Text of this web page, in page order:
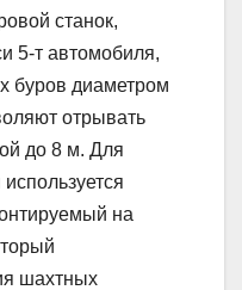
станок,
5-т автомобиля,
буров диаметром
отрывать
до 8 м. Для
на
шахтных